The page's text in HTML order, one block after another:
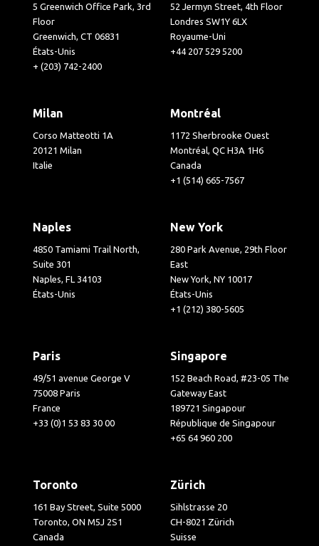
5 Greenwich Office Park, 3rd
Floor
Greenwich, CT 06831
États-Unis
+ (203) 742-2400
52 Jermyn Street, 4th Floor
Londres SW1Y 6LX
Royaume-Uni
+44 207 529 5200
Milan
Corso Matteotti 1A
20121 Milan
Italie
Montréal
1172 Sherbrooke Ouest
Montréal, QC H3A 1H6
Canada
+1 (514) 665-7567
Naples
4850 Tamiami Trail North,
Suite 301
Naples, FL 34103
États-Unis
New York
280 Park Avenue, 29th Floor
East
New York, NY 10017
États-Unis
+1 (212) 380-5605
Paris
49/51 avenue George V
75008 Paris
France
+33 (0)1 53 83 30 00
Singapore
152 Beach Road, #23-05 The
Gateway East
189721 Singapour
République de Singapour
+65 64 960 200
Toronto
161 Bay Street, Suite 5000
Toronto, ON M5J 2S1
Canada
Zürich
Sihlstrasse 20
CH-8021 Zürich
Suisse